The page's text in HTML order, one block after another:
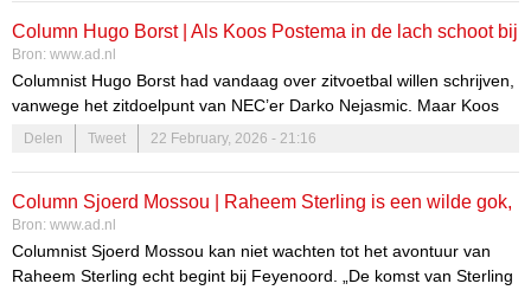
Column Hugo Borst | Als Koos Postema in de lach schoot bij
het voorlezen van de paardenkoersen, dan giechelde ik mee
Bron: www.ad.nl
Columnist Hugo Borst had vandaag over zitvoetbal willen schrijven,
vanwege het zitdoelpunt van NEC’er Darko Nejasmic. Maar Koos
Postema, een van de beste tv-journalisten van Nederland, is dood.
„Hij bezat altijd de gave van het woord.’’
Delen Tweet 22 February, 2026 - 21:16
Column Sjoerd Mossou | Raheem Sterling is een wilde gok,
een handige pr-stunt en potentieel jongensboekverhaal
ineen
Bron: www.ad.nl
Columnist Sjoerd Mossou kan niet wachten tot het avontuur van
Raheem Sterling echt begint bij Feyenoord. „De komst van Sterling